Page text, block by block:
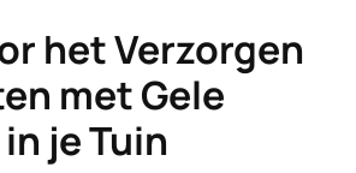
het Verzorgen
met Gele
je Tuin